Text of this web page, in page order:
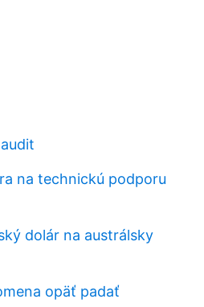
na technickú podporu
dolár na austrálsky
opäť padať